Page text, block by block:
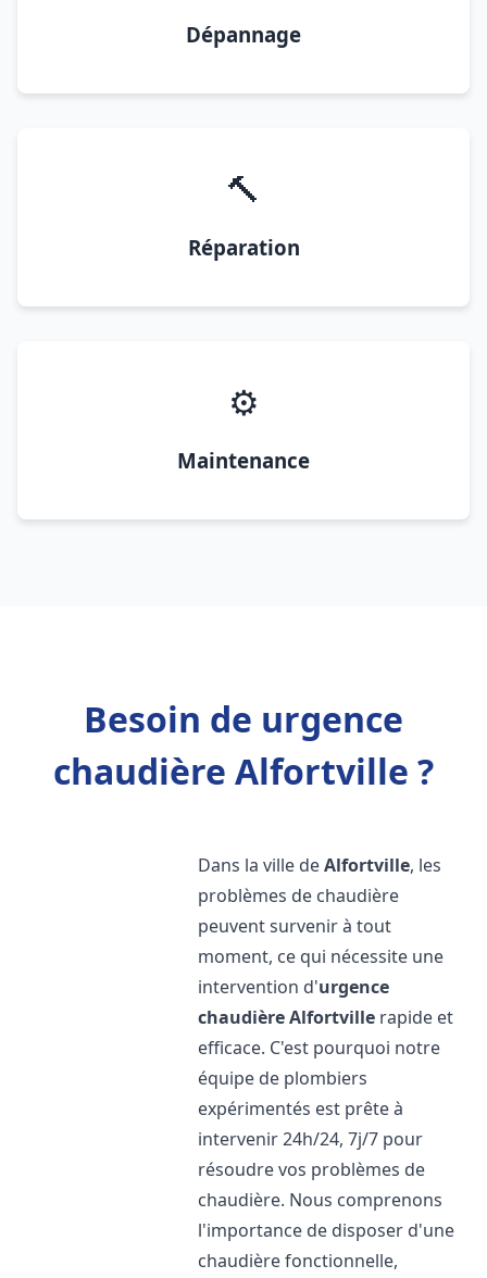
Dépannage
🔨
Réparation
⚙️
Maintenance
Besoin de urgence
chaudière Alfortville ?
Dans la ville deAlfortville, les
problèmes de chaudière
peuvent survenir à tout
moment, ce qui nécessite une
intervention d'urgence
chaudièreAlfortville rapide et
efficace. C'est pourquoi notre
équipe de plombiers
expérimentés est prête à
intervenir 24h/24, 7j/7 pour
résoudre vos problèmes de
chaudière. Nous comprenons
l'importance de disposer d'une
chaudière fonctionnelle,